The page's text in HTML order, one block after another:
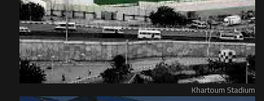
Khartoum Stadium